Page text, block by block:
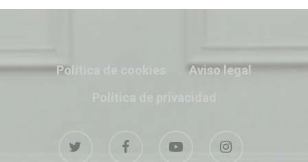
Política de cookies
Aviso legal